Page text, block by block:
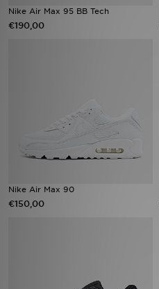
Nike Air Max 95 BB Tech
€190,00
Nike Air Max 90
€150,00
Wie wij zijn